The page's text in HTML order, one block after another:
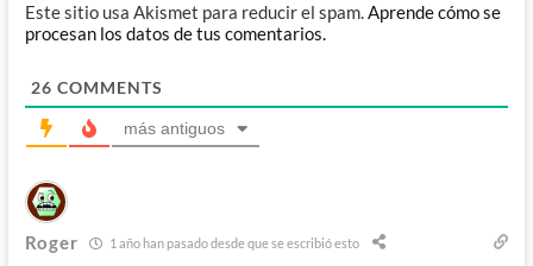
Este sitio usa Akismet para reducir el spam.Aprende cómo se
procesan los datos de tus comentarios.
26 COMMENTS
más antiguos
Roger 1 año han pasado desde que se escribió esto